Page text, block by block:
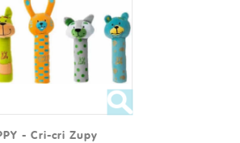
- Cri-cri Zupy